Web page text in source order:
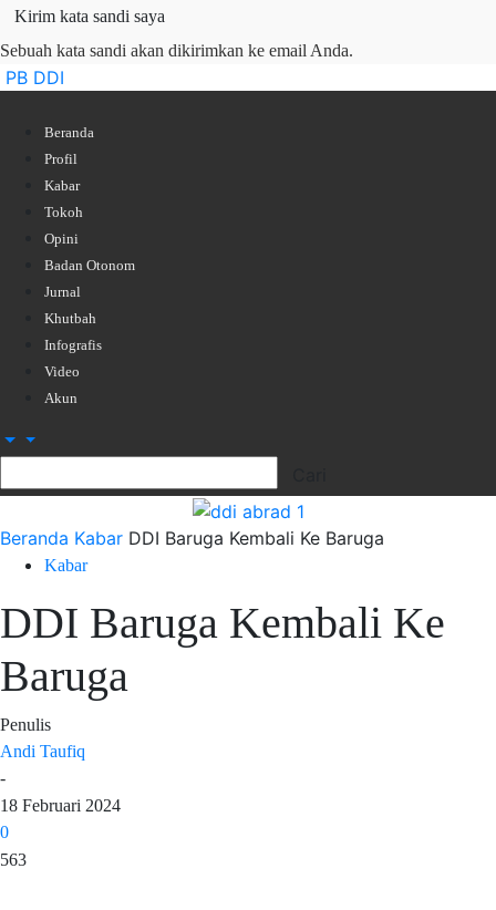
Sebuah kata sandi akan dikirimkan ke email Anda.
PB DDI
Beranda
Profil
Kabar
Tokoh
Opini
Badan Otonom
Jurnal
Khutbah
Infografis
Video
Akun
Beranda Kabar DDI Baruga Kembali Ke Baruga
Kabar
DDI Baruga Kembali Ke
Baruga
Penulis
Andi Taufiq
-
18 Februari 2024
0
563